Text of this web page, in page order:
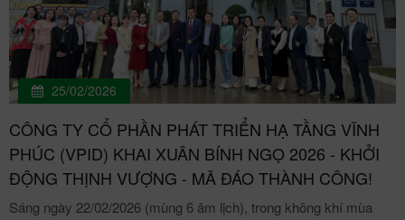
25/02/2026
CÔNG TY CỔ PHẦN PHÁT TRIỂN HẠ TẦNG VĨNH
PHÚC (VPID) KHAI XUÂN BÍNH NGỌ 2026 - KHỞI
ĐỘNG THỊNH VƯỢNG - MÃ ĐÁO THÀNH CÔNG!
Sáng ngày 22/02/2026 (mùng 6 âm lịch), trong không khí mùa